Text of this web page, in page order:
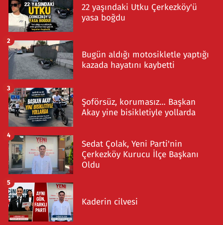
22 yaşındaki Utku Çerkezköy'ü
yasa boğdu
Bugün aldığı motosikletle yaptığı
kazada hayatını kaybetti
2
Şoförsüz, korumasız… Başkan
Akay yine bisikletiyle yollarda
3
Sedat Çolak, Yeni Parti'nin
Çerkezköy Kurucu İlçe Başkanı
Oldu
4
Kaderin cilvesi
5